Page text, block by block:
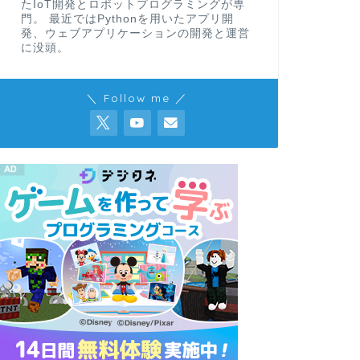
たIoT開発とロボットプログラミングが専
門。 最近ではPythonを用いたアプリ開
発、ウェブアプリケーションの開発と運営
に没頭。
＼ Follow me ／